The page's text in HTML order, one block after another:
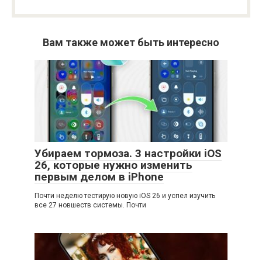
Вам также может быть интересно
Убираем тормоза. 3 настройки iOS
26, которые нужно изменить
первым делом в iPhone
Почти неделю тестирую новую iOS 26 и успел изучить
все 27 новшеств системы. Почти